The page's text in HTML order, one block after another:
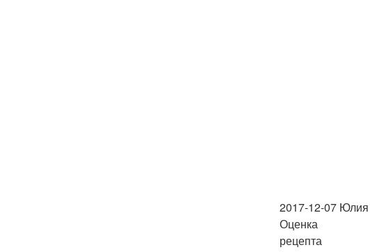
2017-12-07
Оценка
рецепта